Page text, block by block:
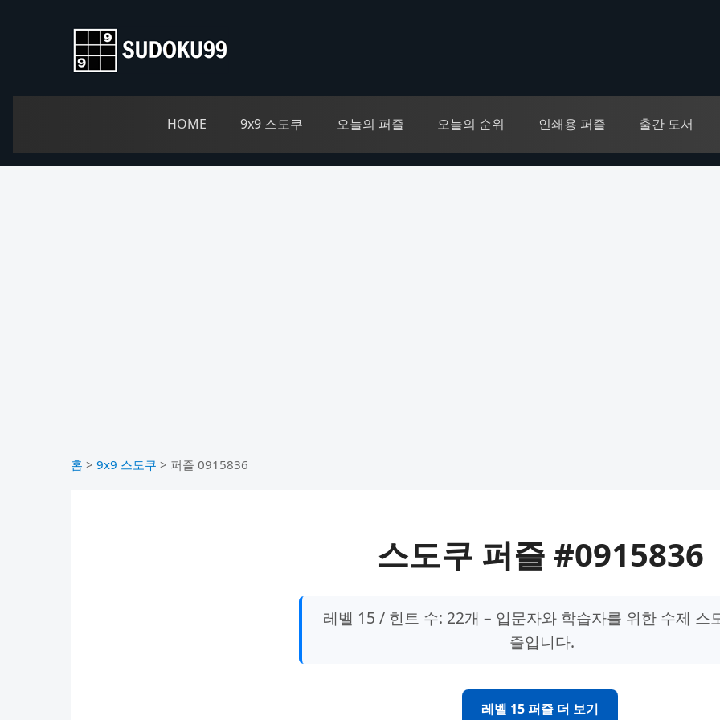
HOME 9x9 스도쿠 오늘의 퍼즐 오늘의 순위 인쇄용 퍼즐 출간 도서
홈 > 9x9 스도쿠 > 퍼즐 0915836
스도쿠 퍼즐 #0915836
레벨 15 / 힌트 수: 22개 – 입문자와 학습자를 위한 수제 스
즐입니다.
레벨 15 퍼즐 더 보기